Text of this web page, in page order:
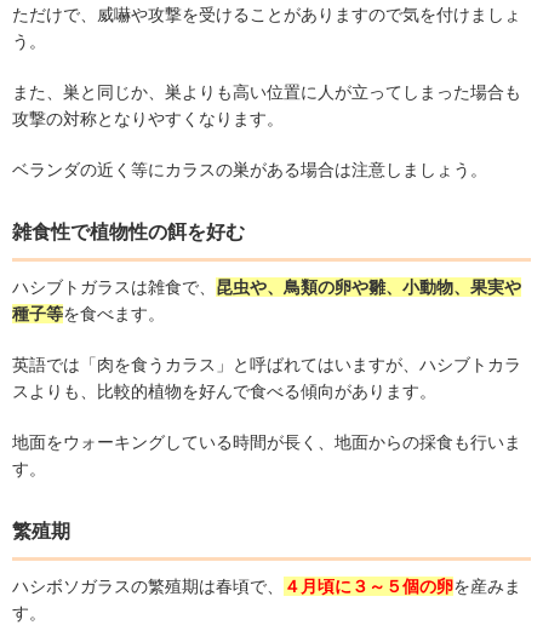
ただけで、威嚇や攻撃を受けることがありますので気を付けましょ
う。
また、巣と同じか、巣よりも高い位置に人が立ってしまった場合も
攻撃の対称となりやすくなります。
ベランダの近く等にカラスの巣がある場合は注意しましょう。
雑食性で植物性の餌を好む
ハシブトガラスは雑食で、 昆虫や、鳥類の卵や雛、小動物、果実や
種子等を食べます。
英語では「肉を食うカラス」と呼ばれてはいますが、ハシブトカラ
スよりも、比較的植物を好んで食べる傾向があります。
地面をウォーキングしている時間が長く、地面からの採食も行いま
す。
繁殖期
ハシボソガラスの繁殖期は春頃で、 ４月頃に３～５個の卵を産みま
す。